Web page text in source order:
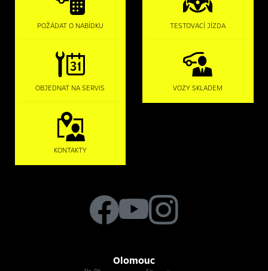
POŽÁDAT O NABÍDKU TESTOVACÍ JÍZDA
OBJEDNAT NA SERVIS VOZY SKLADEM
KONTAKTY
Olomouc